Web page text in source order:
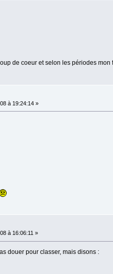
de coeur et selon les périodes
à 19:24:14 »
à 16:06:11 »
douer pour classer, mais disons :